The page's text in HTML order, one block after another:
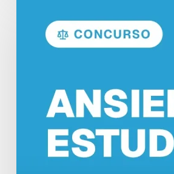
Estudos:
Concursos